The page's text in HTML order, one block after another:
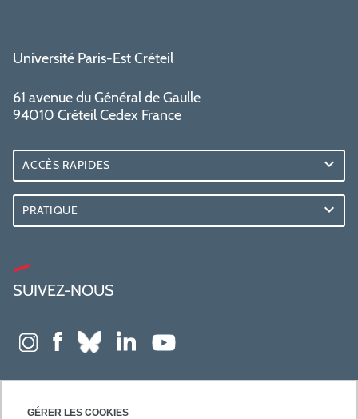
GÉRER LES COOKIES
Université Paris-Est Créteil
61 avenue du Général de Gaulle
94010 Créteil Cedex France
ACCÈS RAPIDES
PRATIQUE
SUIVEZ-NOUS